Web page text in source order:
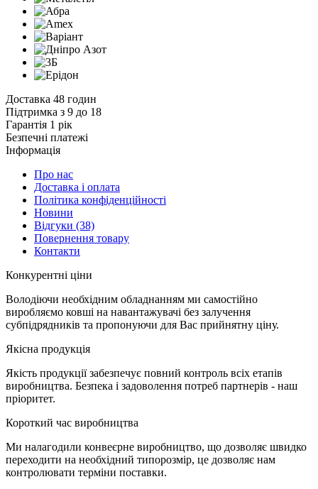
Доставка 48 годин
Підтримка з 9 до 18
Гарантія 1 рік
Безпечні платежі
Інформація
Про нас
Доставка і оплата
Політика конфіденційності
Новини
Відгуки (38)
Повернення товару
Контакти
Конкурентні ціни
Володіючи необхідним обладнанням ми самостійно
виробляємо ковші на навантажувачі без залучення
субпідрядників та пропонуючи для Вас прийнятну ціну.
Якісна продукція
Якість продукції забезпечує повний контроль всіх етапів
виробництва. Безпека і задоволення потреб партнерів - наш
пріоритет.
Короткий час виробництва
Ми налагодили конвеєрне виробництво, що дозволяє швидко
переходити на необхідний типорозмір, це дозволяє нам
контролювати терміни поставки.